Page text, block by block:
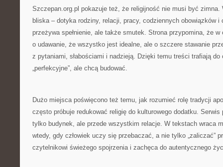
Szczepan.org.pl pokazuje też, że religijność nie musi być zimna.
bliska – dotyka rodziny, relacji, pracy, codziennych obowiązków i
przeżywa spełnienie, ale także smutek. Strona przypomina, że
o udawanie, że wszystko jest idealne, ale o szczere stawanie
z pytaniami, słabościami i nadzieją. Dzięki temu treści trafiają
„perfekcyjne”, ale chcą budować.
Dużo miejsca poświęcono też temu, jak rozumieć rolę tradycji
często próbuje redukować religię do kulturowego dodatku. Serwis
tylko budynek, ale przede wszystkim relacje. W tekstach wraca
wtedy, gdy człowiek uczy się przebaczać, a nie tylko „zaliczać”
czytelnikowi świeżego spojrzenia i zachęca do autentycznego